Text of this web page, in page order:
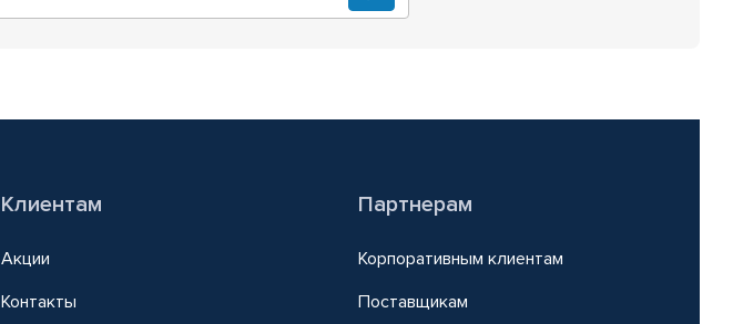
Клиентам
Акции
Контакты
Партнерам
Корпоративным клиентам
Поставщикам